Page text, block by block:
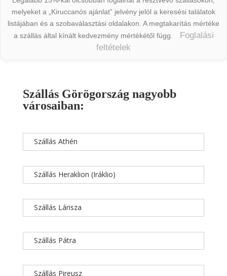
melyeket a „Kiruccanós ajánlat” jelvény jelöl a keresési találatok
listájában és a szobaválasztási oldalakon. A megtakarítás mértéke
a szállás által kínált kedvezmény mértékétől függ.
Foglalási
feltételek
Szállás Görögország nagyobb
városaiban:
Szállás Athén
Szállás Heraklion (Iráklio)
Szállás Lárisza
Szállás Pátra
Szállás Pireusz